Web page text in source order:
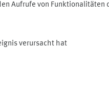
Aufrufe von
verursacht hat